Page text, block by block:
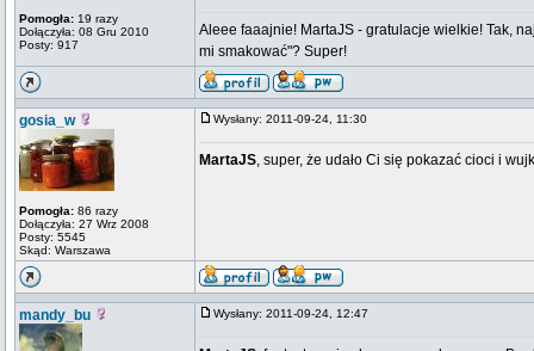
Pomogła: 19 razy
Dołączyła: 08 Gru 2010
Posty: 917
Aleee faaajnie! MartaJS - gratulacje wielkie! Tak,
mi smakować"? Super!
gosia_w
Pomogła: 86 razy
Dołączyła: 27 Wrz 2008
Posty: 5545
Skąd: Warszawa
Wysłany: 2011-09-24, 11:30
MartaJS, super, że udało Ci się pokazać cioci i
mandy_bu Wysłany: 2011-09-24, 12:47